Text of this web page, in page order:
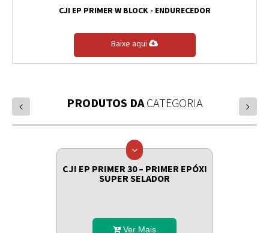
CJI EP PRIMER W BLOCK - ENDURECEDOR
Baixe aqui
PRODUTOS DACATEGORIA
CJI EP PRIMER 30 – PRIMER EPÓXI
SUPER SELADOR
Ver Mais
prev next